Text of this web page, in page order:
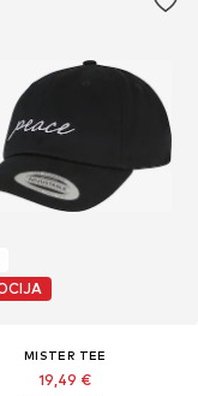
MISTER TEE
19,49 €